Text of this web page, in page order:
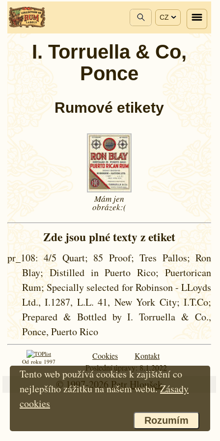
CZ
I. Torruella & Co,
Ponce
Rumové etikety
Mám jen
obrázek:(
Zde jsou plné texty z etiket
pr_108: 4/5 Quart; 85 Proof; Tres Pallos; Ron
Blay; Distilled in Puerto Rico; Puertorican
Rum; Specially selected for Robinson - LLoyds
Ltd., I.1287, L.L. 41, New York City; I.T.Co;
Prepared & Bottled by I. Torruella & Co.,
Ponce, Puerto Rico
Od roku 1997
Cookies
Kontakt
Poslední úpravy: 8.1.2022
© 1997-2026 Petr Hloušek
Tento web používá cookies k zajištění co
nejlepšího zážitku na našem webu.Zásady
cookies
Rozumím